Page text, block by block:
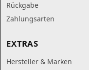
Rückgabe
Zahlungsarten
EXTRAS
Hersteller & Marken